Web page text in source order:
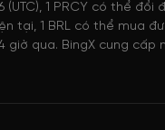
1 PRCY có thể đổi
tại, 1 BRL có thể mua
giờ qua. BingX cung